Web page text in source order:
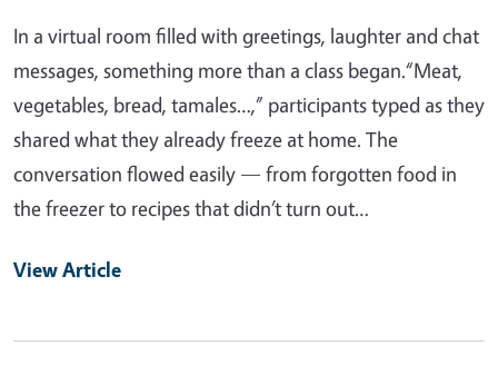
In a virtual room filled with greetings, laughter and chat
messages, something more than a class began.“Meat,
vegetables, bread, tamales…,” participants typed as they
shared what they already freeze at home. The
conversation flowed easily — from forgotten food in
the freezer to recipes that didn’t turn out…
View Article